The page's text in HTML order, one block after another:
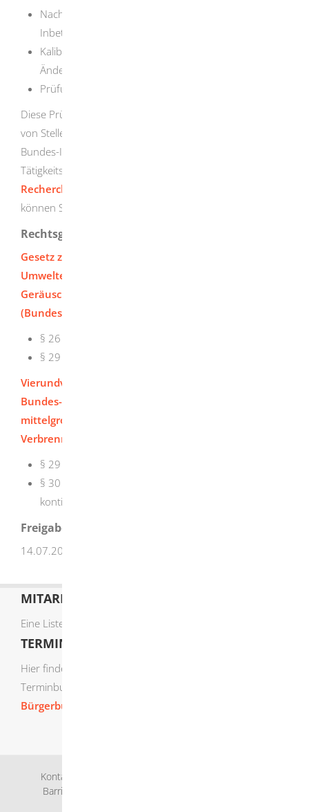
Nachweis des ordnungsgemäßen Einbaus (vor
Inbetriebnahme)
Kalibrierung (nach Errichtung, nach wesentlicher
Änderung, wiederkehrend alle 3 Jahre)
Prüfung auf Funktionsfähigkeit (jährlich)
Diese Prüfungen beziehungsweise Arbeiten dürfen nur
von Stellen durchgeführt werden, die nach § 29b des
Bundes-Immissionsschutzgesetzes (BImSchG) für diese
Tätigkeitsbereiche bekannt gegeben wurden. Im
Recherchesystem Messstellen und Sachverständige
können Sie nach entsprechenden Stellen suchen.
Rechtsgrundlage
Gesetz zum Schutz vor schädlichen
Umwelteinwirkungen durch Luftverunreinigungen,
Geräusche, Erschütterungen und ähnliche Vorgänge
(Bundes-Immissionsschutzgesetz - BImSchG)
§ 26 Messungen aus besonderem Anlass
§ 29 Kontinuierliche Messungen
Vierundvierzigste Verordnung zur Durchführung des
Bundes-Immissionschutzgesetzes (Verordnung über
mittelgroße Feuerungs-, Gasturbinen- und
Verbrennungsmotoranlagen – 44. BImSchV
§ 29 Kontinuierliche Messungen
§ 30 Auswertung und Beurteilung von
kontinuierlichen Messungen, Messbericht
Freigabevermerk
14.07.2026 Umweltministerium Baden-Württemberg
MITARBEITERLISTE
Eine Liste der Mitarbeiter von A-Z finden Sie
TERMIN ONLINE BUCHEN
Hier finden Sie die verfügbaren Sachgebiete zur Online-
Terminbuchung:
Bürgerbüro Termine online buchen
Kontakt
Barrierefreiheit